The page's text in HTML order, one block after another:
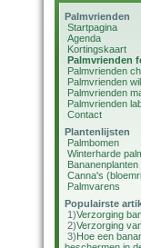
Palmvrienden
Startpagina
Agenda
Kortingskaart
Palmvrienden
Palmvrienden
Palmvrienden
Palmvrienden
Palmvrienden
Contact
Plantenlijsten
Palmbomen
Winterharde
Bananenplanten
Canna's
Palmvarens
Populairste
1)Verzorging
2)Verzorging
3)Hoe een